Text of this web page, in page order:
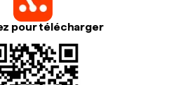
pour télécharger